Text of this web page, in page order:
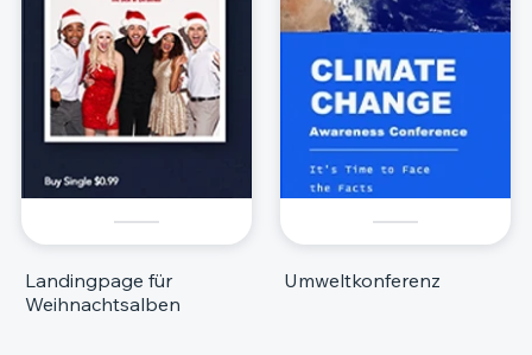
Landingpage für
Weihnachtsalben
Umweltkonferenz